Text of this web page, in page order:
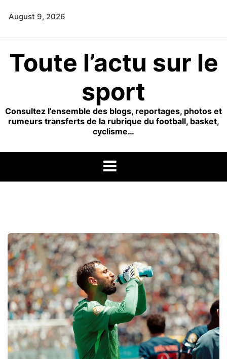
August 9, 2026
Toute l’actu sur le
sport
Consultez l’ensemble des blogs, reportages, photos et
rumeurs transferts de la rubrique du football, basket,
cyclisme…